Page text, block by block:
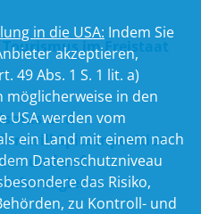
im Freistaat
und
will Spitzenposition
und auf
reagieren
in die USA: Indem Sie
akzeptieren,
49 Abs. 1 S. 1 lit. a)
möglicherweise in den
USA werden vom
ein Land mit einem nach
Datenschutzniveau
das Risiko,
zu Kontroll- und